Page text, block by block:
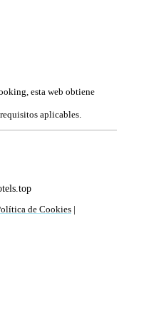
esta web obtiene
aplicables.
de Cookies |